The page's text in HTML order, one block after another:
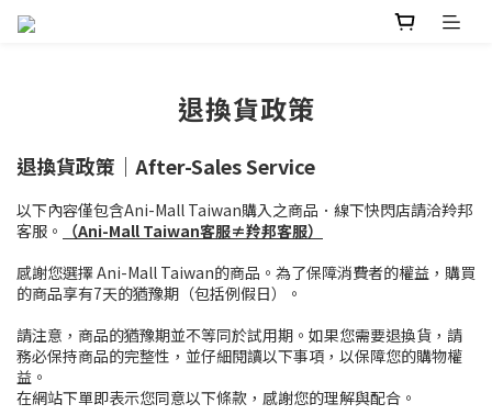
退換貨政策
退換貨政策｜After-Sales Service
以下內容僅包含Ani-Mall Taiwan購入之商品．線下快閃店請洽羚邦
客服。
（Ani-Mall Taiwan客服≠羚邦客服）
感謝您選擇 Ani-Mall Taiwan的商品。為了保障消費者的權益，購買
的商品享有7天的猶豫期（包括例假日）。
請注意，商品的猶豫期並不等同於試用期。如果您需要退換貨，請
務必保持商品的完整性，並仔細閱讀以下事項，以保障您的購物權
益。
在網站下單即表示您同意以下條款，感謝您的理解與配合。